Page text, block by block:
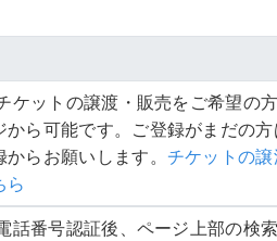
ケットの譲渡・販売をご希望の
から可能です。ご登録がまだの
からお願いします。 チケットの
ら
話番号認証後、ページ上部の検